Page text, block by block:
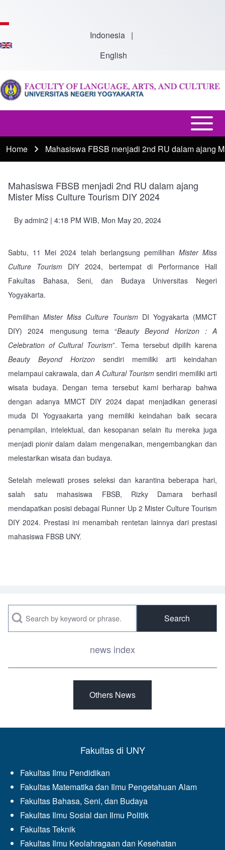
Indonesia |
English
Menu
Open or
Close
horizontal
Menu
Breadcrumb
Home Mahasiswa FBSB menjadi 2nd RU dalam ajang
Mahasiswa FBSB menjadi 2nd RU dalam ajang
Mister Miss Culture Tourism DIY 2024
Byadmin2 | 4:18 PM WIB, Mon May 20, 2024
Sabtu, 11 Mei 2024 telah berlangsung pemilihan Mister Miss
Culture Tourism DIY 2024, bertempat di Performance Hall
Fakultas Bahasa, Seni, dan Budaya Universitas Negeri
Yogyakarta.
Pemilihan Mister Miss Culture Tourism DI Yogyakarta (MMCT
DIY) 2024 mengusung tema “Beauty Beyond Horizon : A
Celebration of Cultural Tourism”. Tema tersebut dipilih karena
Beauty Beyond Horizon sendiri memiliki arti keindahan
melampaui cakrawala, danA Cultural Tourism sendiri memiliki arti
wisata budaya. Dengan tema tersebut kami berharap bahwa
dengan adanya MMCT DIY 2024 dapat menjadikan generasi
muda DI Yogyaakarta yang memiliki keindahan baik secara
penampilan, intelektual, dan kesopanan selain itu mereka juga
menjadi pionir dalam dalam mengenalkan, mengembangkan dan
melestarikan wisata dan budaya.
Setelah melewati proses seleksi dan karantina beberapa hari,
salah satu mahasiswa FBSB, Rizky Damara berhasil
mendapatkan posisi debagai Runner Up 2 Mister Culture Tourism
DIY 2024. Prestasi ini menambah rentetan lainnya dari prestasi
mahasiswa FBSB UNY.
Search
news index
Others News
Fakultas di UNY
Fakultas Ilmu Pendidikan
Fakultas Matematika dan Ilmu Pengetahuan Alam
Fakultas Bahasa, Seni, dan Budaya
Fakultas Ilmu Sosial dan Ilmu Politik
Fakultas Teknik
Fakultas Ilmu Keolahragaan dan Kesehatan